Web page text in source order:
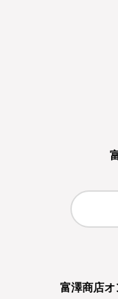
富澤商店